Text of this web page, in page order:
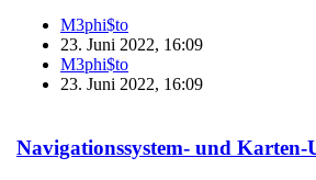
M3phi$to
23. Juni 2022, 16:09
M3phi$to
23. Juni 2022, 16:09
Navigationssystem- und Karten-